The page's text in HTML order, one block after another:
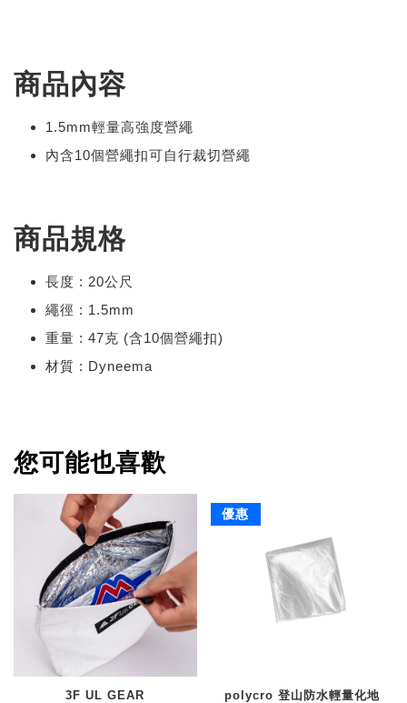
商品內容
1.5mm輕量高強度營繩
內含10個營繩扣可自行裁切營繩
商品規格
長度 : 20公尺
繩徑 : 1.5mm
重量 : 47克 (含10個營繩扣)
材質 : Dyneema
您可能也喜歡
3F UL GEAR
優惠
polycro 登山防水輕量化地